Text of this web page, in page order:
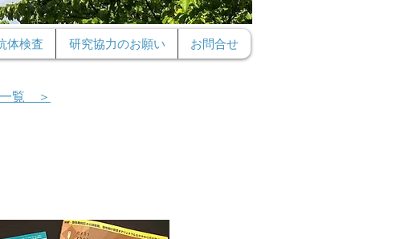
体検査 研究協力のお願い お問合せ
覧 ＞